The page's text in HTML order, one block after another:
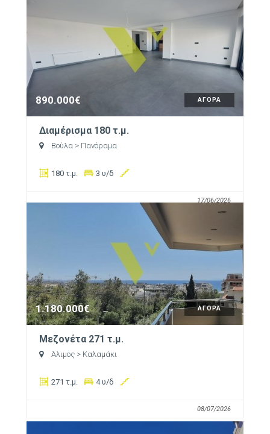
ΑΓΟΡΑ
890.000€
Διαμέρισμα 180 τ.μ.
Βούλα > Πανόραμα
180 τ.μ. 3 υ/δ
17/06/2026
ΑΓΟΡΑ
1.180.000€
Μεζονέτα 271 τ.μ.
Άλιμος > Καλαμάκι
271 τ.μ. 4 υ/δ
08/07/2026